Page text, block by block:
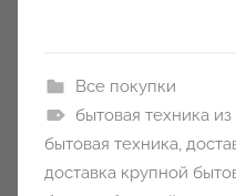
Все покупки
бытовая техника
бытовая техника,
доставка крупной